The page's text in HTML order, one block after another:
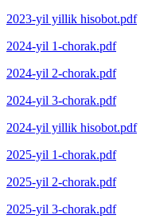
2023-yil yillik hisobot.pdf
2024-yil 1-chorak.pdf
2024-yil 2-chorak.pdf
2024-yil 3-chorak.pdf
2024-yil yillik hisobot.pdf
2025-yil 1-chorak.pdf
2025-yil 2-chorak.pdf
2025-yil 3-chorak.pdf